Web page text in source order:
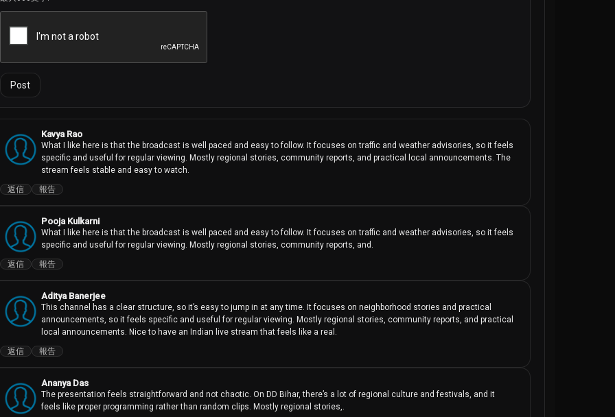
Post
Kavya Rao
What I like here is that the broadcast is well paced and easy to follow. It focuses on traffic and weather advisories, so it feels
specific and useful for regular viewing. Mostly regional stories, community reports, and practical local announcements. The
stream feels stable and easy to watch.
返信
報告
Pooja Kulkarni
What I like here is that the broadcast is well paced and easy to follow. It focuses on traffic and weather advisories, so it feels
specific and useful for regular viewing. Mostly regional stories, community reports, and.
返信
報告
Aditya Banerjee
This channel has a clear structure, so it’s easy to jump in at any time. It focuses on neighborhood stories and practical
announcements, so it feels specific and useful for regular viewing. Mostly regional stories, community reports, and practical
local announcements. Nice to have an Indian live stream that feels like a real.
返信
報告
Ananya Das
The presentation feels straightforward and not chaotic. On DD Bihar, there’s a lot of regional culture and festivals, and it
feels like proper programming rather than random clips. Mostly regional stories,.